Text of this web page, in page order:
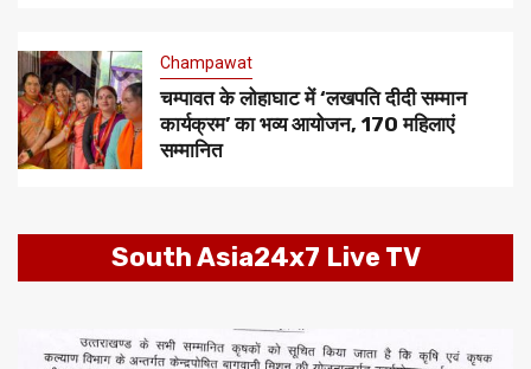
Champawat
चम्पावत के लोहाघाट में ‘लखपति दीदी सम्मान
कार्यक्रम’ का भव्य आयोजन, 170 महिलाएं
सम्मानित
South Asia24x7 Live TV